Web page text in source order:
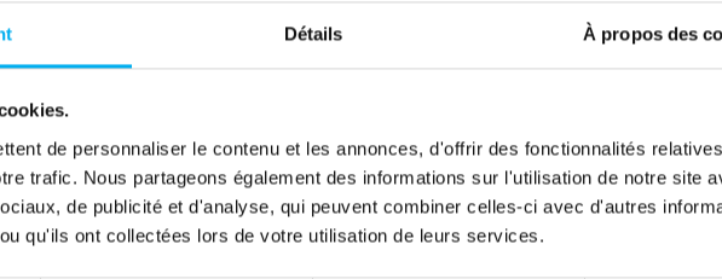
Détails À propos des
de personnaliser le contenu et les annonces, d'offrir des fonctionnalités
trafic. Nous partageons également des informations sur l'utilisation de notre site
de publicité et d'analyse, qui peuvent combiner celles-ci avec d'autres
qu'ils ont collectées lors de votre utilisation de leurs services.
utilisées dans le Data Profiling
sur plusieurs méthodes analytiques, notamment :
: comptage des valeurs uniques et identification des distributions anormales.
aberrantes : repérage des anomalies et des écarts par rapport aux tendances
: comparaison entre lesdonnéesréelles et les formats attendus.
entre données : contrôle des dépendances et de la cohérence entre différentes